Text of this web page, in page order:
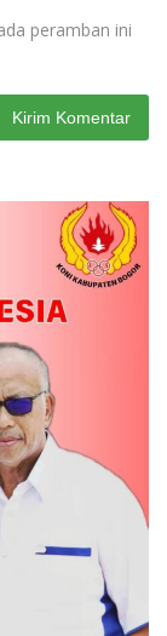
peramban ini